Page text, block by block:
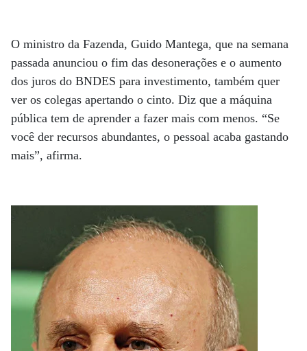
O ministro da Fazenda, Guido Mantega, que na semana
passada anunciou o fim das desonerações e o aumento
dos juros do BNDES para investimento, também quer
ver os colegas apertando o cinto. Diz que a máquina
pública tem de aprender a fazer mais com menos. “Se
você der recursos abundantes, o pessoal acaba gastando
mais”, afirma.